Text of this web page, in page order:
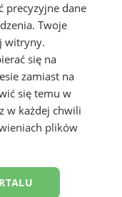
Nie wiesz od
pośredników
w jaki sposób w
zostać
profesjonalistów w
firm.
precyzyjne dane
Twoje
witryny.
się na
zamiast na
się temu w
w każdej chwili
plików